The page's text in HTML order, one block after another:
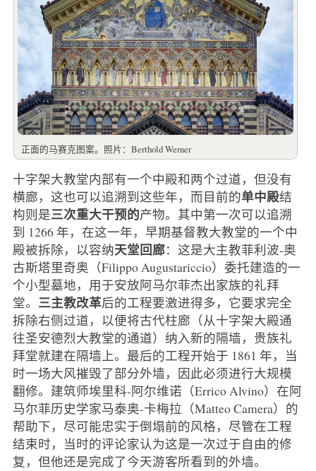
正面的马赛克图案。照片：Berthold Werner
十字架大教堂内部有一个中殿和两个过道，但没有
横廊，这也可以追溯到这些年，而目前的单中殿结
构则是三次重大干预的产物。其中第一次可以追溯
到 1266 年，在这一年，早期基督教大教堂的一个中
殿被拆除，以容纳天堂回廊：这是大主教菲利波-奥
古斯塔里奇奥（Filippo Augustariccio）委托建造的一
个小型墓地，用于安放阿马尔菲杰出家族的礼拜
堂。 三主教改革后的工程要激进得多，它要求完全
拆除右侧过道，以便将古代柱廊（从十字架大殿通
往圣安德烈大教堂的通道）纳入新的隔墙，贵族礼
拜堂就建在隔墙上。最后的工程开始于 1861 年，当
时一场大风摧毁了部分外墙，因此必须进行大规模
翻修。建筑师埃里科-阿尔维诺（Errico Alvino）在阿
马尔菲历史学家马泰奥-卡梅拉（Matteo Camera）的
帮助下，尽可能忠实于倒塌前的风格，尽管在工程
结束时，当时的评论家认为这是一次过于自由的修
复，但他还是完成了今天游客所看到的外墙。